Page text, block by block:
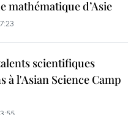
mathématique d’Asie
scientifiques
à l'Asian Science Camp